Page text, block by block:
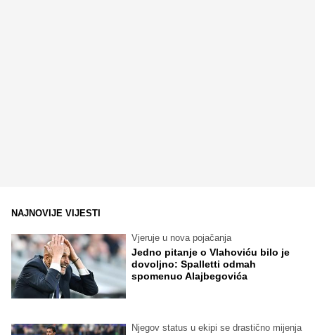
NAJNOVIJE VIJESTI
Vjeruje u nova pojačanja
Jedno pitanje o Vlahoviću bilo je
dovoljno: Spalletti odmah
spomenuo Alajbegovića
Njegov status u ekipi se drastično mijenja